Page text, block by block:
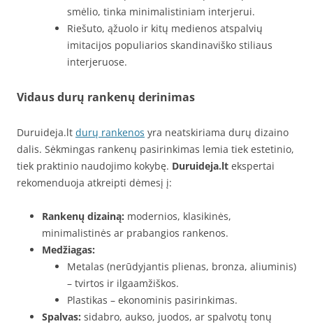
smėlio, tinka minimalistiniam interjerui.
Riešuto, ąžuolo ir kitų medienos atspalvių
imitacijos populiarios skandinaviško stiliaus
interjeruose.
Vidaus durų rankenų derinimas
Duruideja.lt durų rankenos yra neatskiriama durų dizaino
dalis. Sėkmingas rankenų pasirinkimas lemia tiek estetinio,
tiek praktinio naudojimo kokybę. Duruideja.lt ekspertai
rekomenduoja atkreipti dėmesį į:
Rankenų dizainą: modernios, klasikinės,
minimalistinės ar prabangios rankenos.
Medžiagas:
Metalas (nerūdyjantis plienas, bronza, aliuminis)
– tvirtos ir ilgaamžiškos.
Plastikas – ekonominis pasirinkimas.
Spalvas: sidabro, aukso, juodos, ar spalvotų tonų